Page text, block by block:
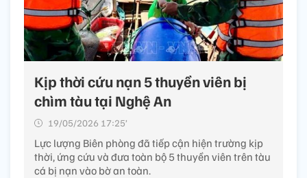
Kịp thời cứu nạn 5 thuyền viên bị
chìm tàu tại Nghệ An
19/05/2026 17:25’
Lực lượng Biên phòng đã tiếp cận hiện trường kịp
thời, ứng cứu và đưa toàn bộ 5 thuyền viên trên tàu
cá bị nạn vào bờ an toàn.